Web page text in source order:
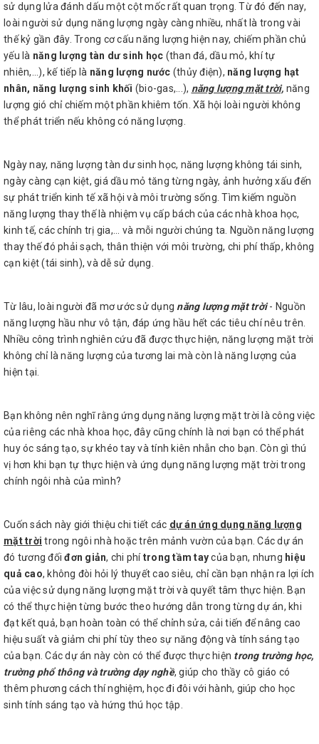
sử dụng lửa đánh dấu một cột mốc rất quan trọng. Từ đó đến nay,
loài người sử dụng năng lượng ngày càng nhiều, nhất là trong vài
thế kỷ gần đây. Trong cơ cấu năng lượng hiện nay, chiếm phần chủ
yếu là năng lượng tàn dư sinh học (than đá, dầu mỏ, khí tự
nhiên,...), kế tiếp là năng lượng nước (thủy điện), năng lượng hạt
nhân, năng lượng sinh khối (bio-gas,...), năng lượng mặt trời, năng
lượng gió chỉ chiếm một phần khiêm tốn. Xã hội loài người không
thể phát triển nếu không có năng lượng.
Ngày nay, năng lượng tàn dư sinh học, năng lượng không tái sinh,
ngày càng cạn kiệt, giá dầu mỏ tăng từng ngày, ảnh hưởng xấu đến
sự phát triển kinh tế xã hội và môi trường sống. Tìm kiếm nguồn
năng lượng thay thế là nhiệm vụ cấp bách của các nhà khoa học,
kinh tế, các chính trị gia,... và mỗi người chúng ta. Nguồn năng lượng
thay thế đó phải sạch, thân thiện với môi trường, chi phí thấp, không
cạn kiệt (tái sinh), và dễ sử dụng.
Từ lâu, loài người đã mơ ước sử dụng năng lượng mặt trời- Nguồn
năng lượng hầu như vô tận, đáp ứng hầu hết các tiêu chí nêu trên.
Nhiều công trình nghiên cứu đã được thực hiện, năng lượng mặt trời
không chỉ là năng lượng của tương lai mà còn là năng lượng của
hiện tại.
Bạn không nên nghĩ rằng ứng dụng năng lượng mặt trời là công việc
của riêng các nhà khoa học, đây cũng chính là nơi bạn có thể phát
huy óc sáng tạo, sự khéo tay và tính kiên nhẫn cho bạn. Còn gì thú
vị hơn khi bạn tự thực hiện và ứng dụng năng lượng mặt trời trong
chính ngôi nhà của mình?
Cuốn sách này giới thiệu chi tiết các dự án ứng dụng năng lượng
mặt trời trong ngôi nhà hoặc trên mảnh vườn của bạn. Các dự án
đó tương đốiđơn giản, chi phítrong tầm taycủa bạn, nhưng hiệu
quả cao, không đòi hỏi lý thuyết cao siêu, chỉ cần bạn nhận ra lợi ích
của việc sử dụng năng lượng mặt trời và quyết tâm thực hiện. Bạn
có thể thực hiện từng bước theo hướng dẫn trong từng dự án, khi
đạt kết quả, bạn hoàn toàn có thể chỉnh sửa, cải tiến để nâng cao
hiệu suất và giảm chi phí tùy theo sự năng động và tính sáng tạo
của bạn. Các dự án này còn có thể được thực hiện trong trường học,
trường phổ thông và trường dạy nghề, giúp cho thầy cô giáo có
thêm phương cách thí nghiệm, học đi đôi với hành, giúp cho học
sinh tính sáng tạo và hứng thú học tập.